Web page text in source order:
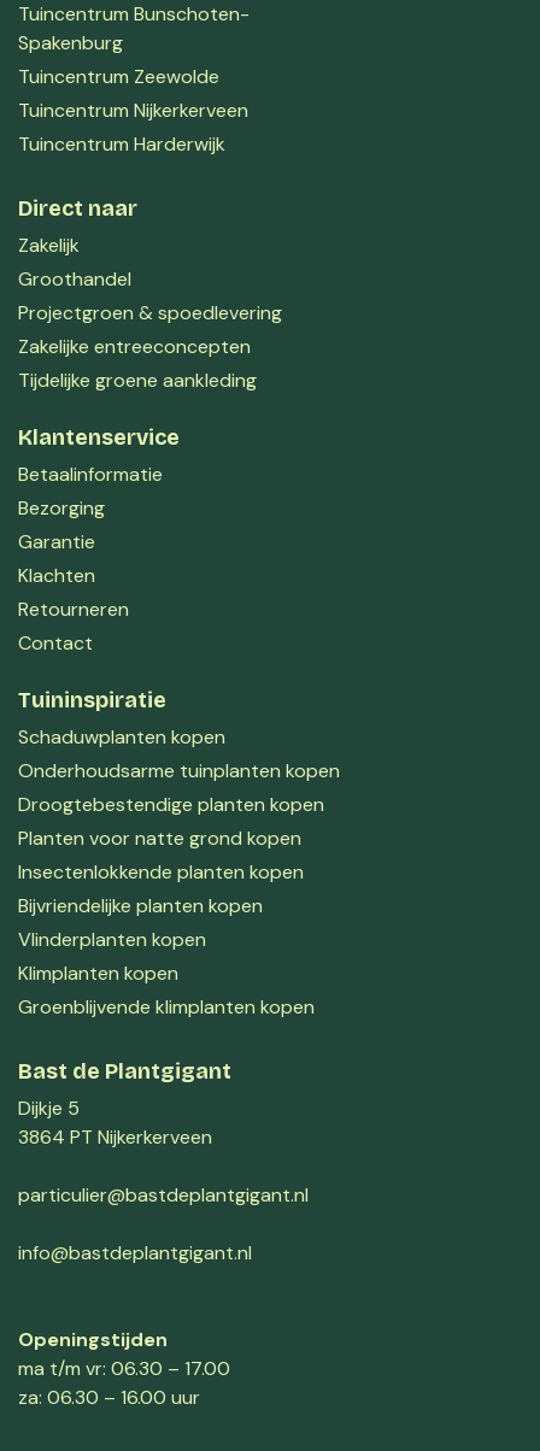
Tuincentrum Bunschoten-
Spakenburg
Tuincentrum Zeewolde
Tuincentrum Nijkerkerveen
Tuincentrum Harderwijk
Direct naar
Zakelijk
Groothandel
Projectgroen & spoedlevering
Zakelijke entreeconcepten
Tijdelijke groene aankleding
Klantenservice
Betaalinformatie
Bezorging
Garantie
Klachten
Retourneren
Contact
Tuininspiratie
Schaduwplanten kopen
Onderhoudsarme tuinplanten kopen
Droogtebestendige planten kopen
Planten voor natte grond kopen
Insectenlokkende planten kopen
Bijvriendelijke planten kopen
Vlinderplanten kopen
Klimplanten kopen
Groenblijvende klimplanten kopen
Bast de Plantgigant
Dijkje 5
3864 PT Nijkerkerveen
particulier@bastdeplantgigant.nl
info@bastdeplantgigant.nl
Openingstijden
ma t/m vr: 06.30 – 17.00
za: 06.30 – 16.00 uur